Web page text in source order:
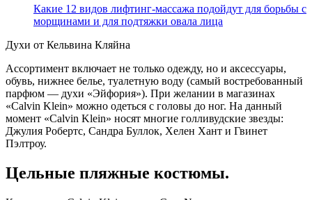
Какие 12 видов лифтинг-массажа подойдут для борьбы с
морщинами и для подтяжки овала лица
Духи от Кельвина Кляйна
Ассортимент включает не только одежду, но и аксессуары,
обувь, нижнее белье, туалетную воду (самый востребованный
парфюм — духи «Эйфория»). При желании в магазинах
«Calvin Klein» можно одеться с головы до ног. На данный
момент «Calvin Klein» носят многие голливудские звезды:
Джулия Робертс, Сандра Буллок, Хелен Хант и Гвинет
Пэлтроу.
Цельные пляжные костюмы.